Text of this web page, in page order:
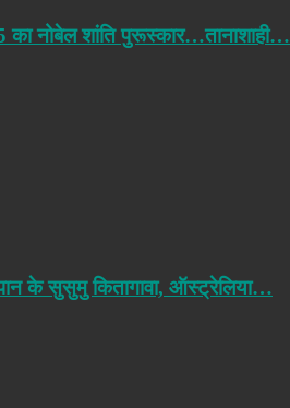
का नोबेल शांति पुरूस्कार…तानाशाही…
के सुसुमु कितागावा, ऑस्ट्रेलिया…